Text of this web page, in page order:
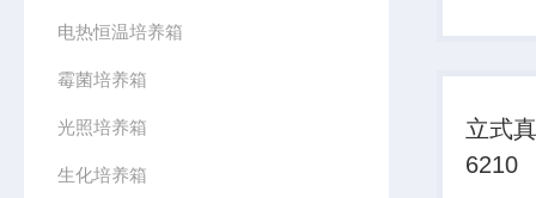
电热恒温培养箱
霉菌培养箱
光照培养箱
生化培养箱
品、环
立式
6210